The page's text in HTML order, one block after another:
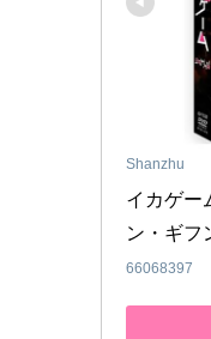
Shanzhu
イカゲー
ン・ギフ
66068397